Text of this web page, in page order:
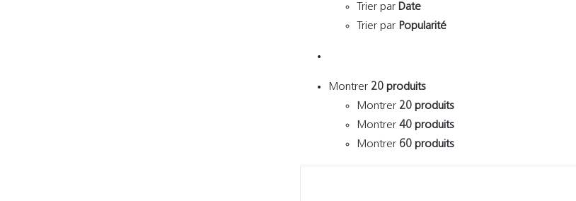
Trier par Date
Trier par Popularité
Montrer 20 produits
Montrer 20 produits
Montrer40 produits
Montrer 60 produits